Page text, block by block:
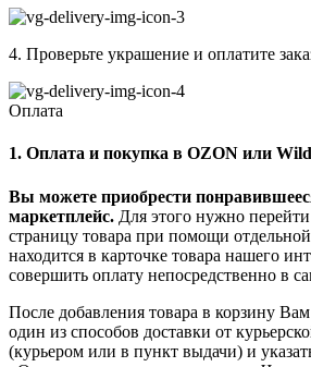
4. Проверьте украшение и оплатите
Оплата
1. Оплата и покупка в OZON или
Вы можете приобрести
маркетплейс. Для этого нужно
страницу товара при помощи
находится в карточке товара нашего
совершить оплату непосредственно в
После добавления товара в корзину
один из способов доставки от
(курьером или в пункт выдачи) и